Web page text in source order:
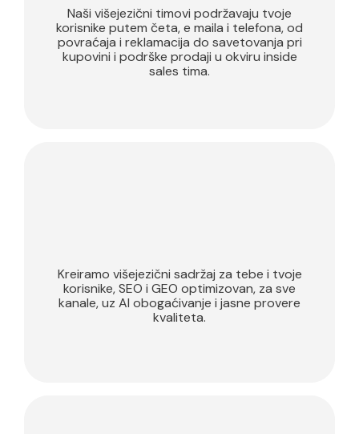
Naši višejezični timovi podržavaju tvoje
korisnike putem četa, e maila i telefona, od
povraćaja i reklamacija do savetovanja pri
kupovini i podrške prodaji u okviru inside
sales tima.
Kreiramo višejezični sadržaj za tebe i tvoje
korisnike, SEO i GEO optimizovan, za sve
kanale, uz AI obogaćivanje i jasne provere
kvaliteta.